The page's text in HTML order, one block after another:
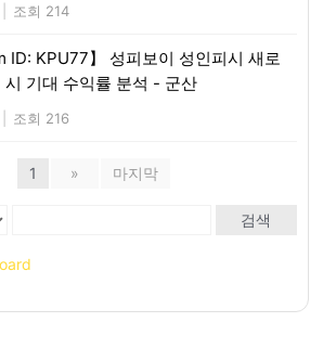
조회 214
ID: KPU77】 성피보이 성인피시 새로
시 기대 수익률 분석 - 군산
조회 216
1 » 마지막
검색